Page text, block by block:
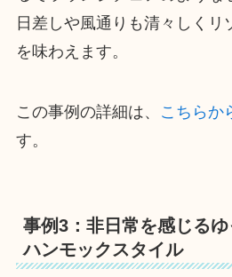
日差しや風通りも清々しくリ
を味わえます。
この事例の詳細は、 こちらか
す。
事例3：非日常を感じる
ハンモックスタイル